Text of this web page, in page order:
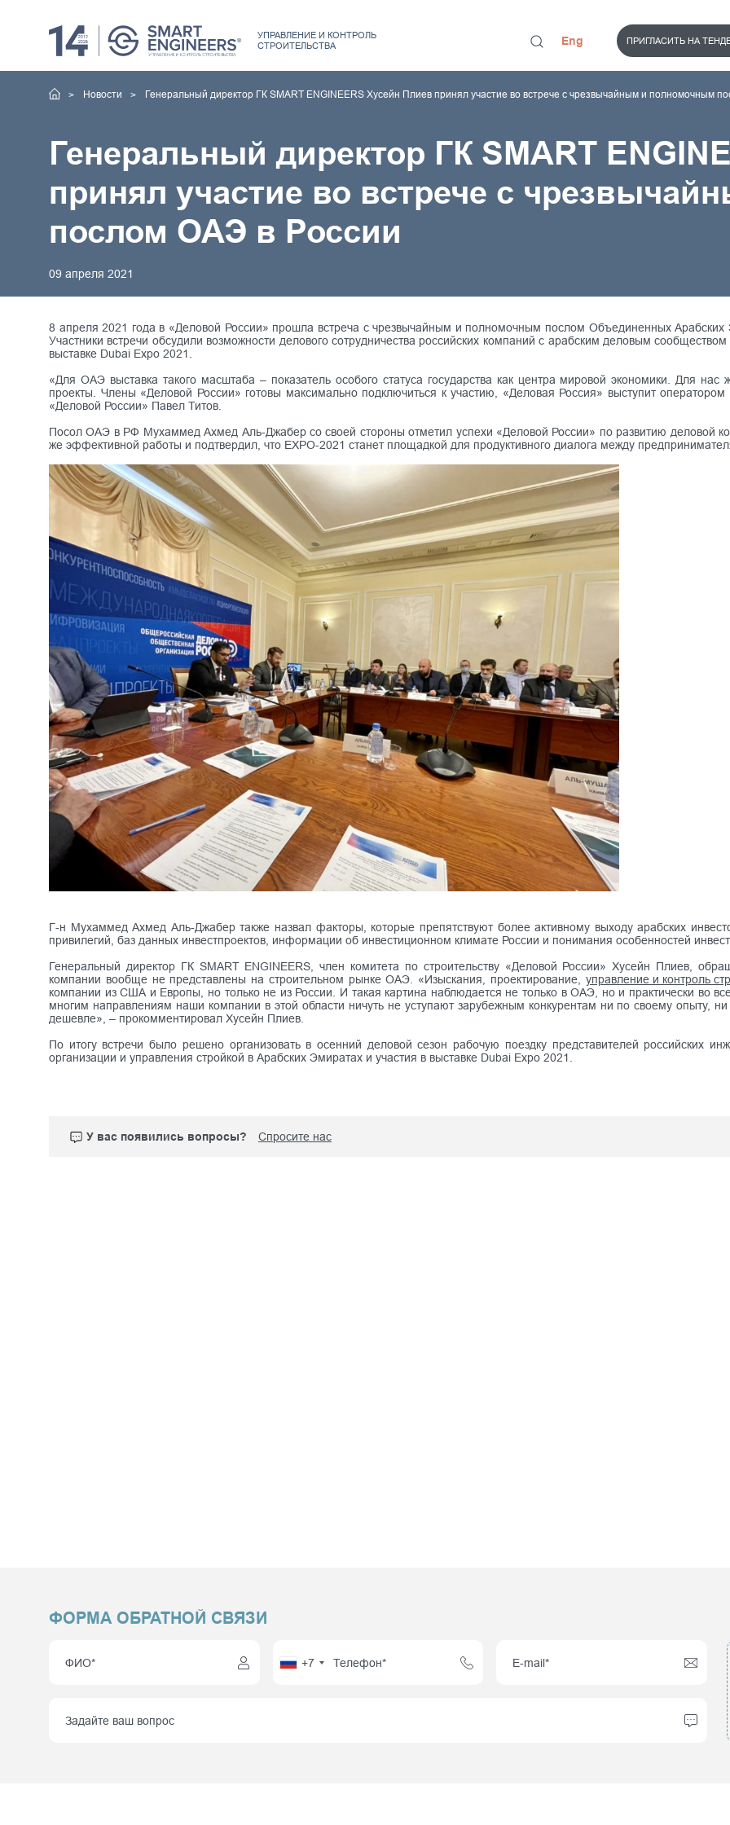
УПРАВЛЕНИЕ И КОНТРОЛЬ
СТРОИТЕЛЬСТВА
Eng ПРИГЛАСИТЬ НА
Новости Генеральный директор ГК SMART ENGINEERS Хусейн Плиев принял участие во встрече с чрезвычайным и полномочным
Генеральный директор ГК SMART
принял участие во встрече с
послом ОАЭ в России
09 апреля 2021
8 апреля 2021 года в «Деловой России» прошла встреча с чрезвычайным и полномочным послом Объединенных
Участники встречи обсудили возможности делового сотрудничества российских компаний с арабским деловым
выставке Dubai Expo 2021.
«Для ОАЭ выставка такого масштаба – показатель особого статуса государства как центра мировой экономики. Для
проекты. Члены «Деловой России» готовы максимально подключиться к участию, «Деловая Россия» выступит
«Деловой России» Павел Титов.
Посол ОАЭ в РФ Мухаммед Ахмед Аль-Джабер со своей стороны отметил успехи «Деловой России» по развитию деловой
же эффективной работы и подтвердил, что EXPO-2021 станет площадкой для продуктивного диалога между
Г-н Мухаммед Ахмед Аль-Джабер также назвал факторы, которые препятствуют более активному выходу арабских
привилегий, баз данных инвестпроектов, информации об инвестиционном климате России и понимания особенностей
Генеральный директор ГК SMART ENGINEERS, член комитета по строительству «Деловой России» Хусейн Плиев,
компании вообще не представлены на строительном рынке ОАЭ. «Изыскания, проектирование, управление и контроль
компании из США и Европы, но только не из России. И такая картина наблюдается не только в ОАЭ, но и практически во
многим направлениям наши компании в этой области ничуть не уступают зарубежным конкурентам ни по своему опыту,
дешевле», – прокомментировал Хусейн Плиев.
По итогу встречи было решено организовать в осенний деловой сезон рабочую поездку представителей российских
организации и управления стройкой в Арабских Эмиратах и участия в выставке Dubai Expo 2021.
У вас появились вопросы? Спросите нас
ФОРМА ОБРАТНОЙ СВЯЗИ
+7